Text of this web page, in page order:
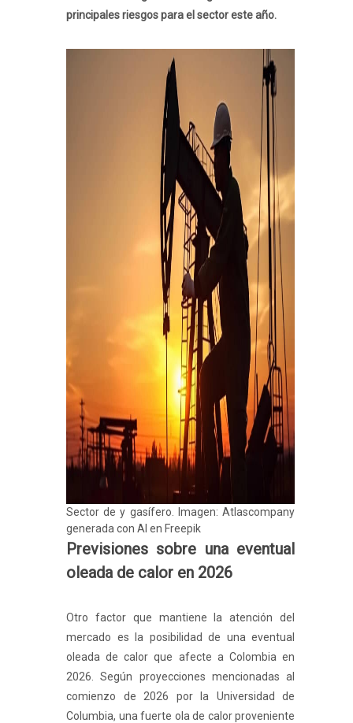
principales riesgos para el sector este año.
Sector de y gasífero. Imagen: Atlascompany
generada con AI en Freepik
Previsiones sobre una eventual
oleada de calor en 2026
Otro factor que mantiene la atención del
mercado es la posibilidad de una eventual
oleada de calor que afecte a Colombia en
2026. Según proyecciones mencionadas al
comienzo de 2026 por la Universidad de
Columbia, una fuerte ola de calor proveniente